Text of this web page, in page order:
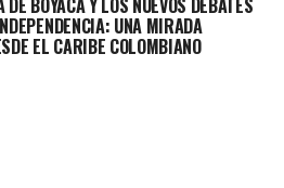
UNA MIRADA
EL CARIBE COLOMBIANO